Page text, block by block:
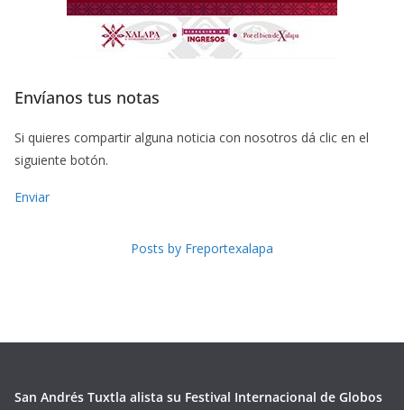
Envíanos tus notas
Si quieres compartir alguna noticia con nosotros dá clic en el
siguiente botón.
Enviar
Posts by Freportexalapa
San Andrés Tuxtla alista su Festival Internacional de Globos